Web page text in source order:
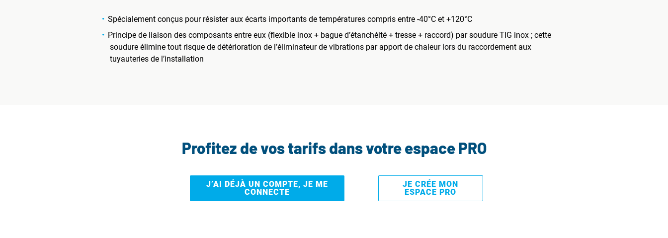
Spécialement conçus pour résister aux écarts importants de températures compris entre -40°C et +120°C
Principe de liaison des composants entre eux (flexible inox + bague d’étanchéité + tresse + raccord) par soudure TIG inox ; cette
soudure élimine tout risque de détérioration de l’éliminateur de vibrations par apport de chaleur lors du raccordement aux
tuyauteries de l’installation
Profitez de vos tarifs dans votre espace PRO
J’AI DÉJÀ UN COMPTE, JE ME
CONNECTE
JE CRÉE MON
ESPACE PRO